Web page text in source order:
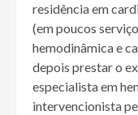
residência em
(em poucos
hemodinâmica e
depois prestar o
especialista em
intervencionista